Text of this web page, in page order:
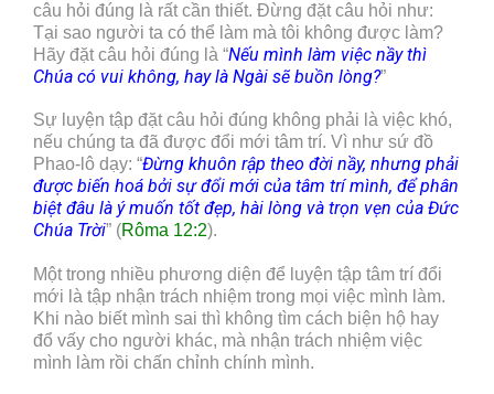
câu hỏi đúng là rất cần thiết. Đừng đặt câu hỏi như:
Tại sao người ta có thể làm mà tôi không được làm?
Hãy đặt câu hỏi đúng là “Nếu mình làm việc nầy thì
Chúa có vui không, hay là Ngài sẽ buồn lòng?”
Sự luyện tập đặt câu hỏi đúng không phải là việc khó,
nếu chúng ta đã được đổi mới tâm trí. Vì như sứ đồ
Phao-lô dạy: “Đừng khuôn rập theo đời nầy, nhưng phải
được biến hoá bởi sự đổi mới của tâm trí mình, để phân
biệt đâu là ý muốn tốt đẹp, hài lòng và trọn vẹn của Đức
Chúa Trời” (Rôma 12:2).
Một trong nhiều phương diện để luyện tập tâm trí đổi
mới là tập nhận trách nhiệm trong mọi việc mình làm.
Khi nào biết mình sai thì không tìm cách biện hộ hay
đổ vấy cho người khác, mà nhận trách nhiệm việc
mình làm rồi chấn chỉnh chính mình.